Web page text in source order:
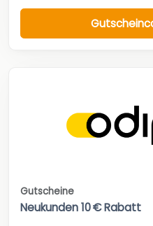
Gutscheine
Neukunden 10 € Rabatt